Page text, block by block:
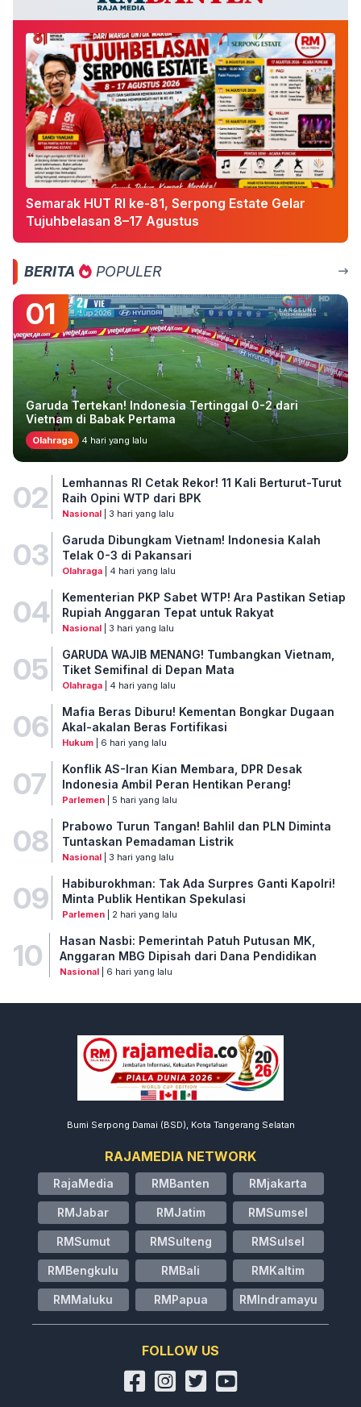
Semarak HUT RI ke-81, Serpong Estate Gelar
Tujuhbelasan 8–17 Agustus
BERITA POPULER
01
Garuda Tertekan! Indonesia Tertinggal 0-2 dari
Vietnam di Babak Pertama
Olahraga 4 hari yang lalu
02
Lemhannas RI Cetak Rekor! 11 Kali Berturut-Turut
Raih Opini WTP dari BPK
Nasional| 3 hari yang lalu
03
Garuda Dibungkam Vietnam! Indonesia Kalah
Telak 0-3 di Pakansari
Olahraga| 4 hari yang lalu
04
Kementerian PKP Sabet WTP! Ara Pastikan Setiap
Rupiah Anggaran Tepat untuk Rakyat
Nasional| 3 hari yang lalu
05
GARUDA WAJIB MENANG! Tumbangkan Vietnam,
Tiket Semifinal di Depan Mata
Olahraga| 4 hari yang lalu
06
Mafia Beras Diburu! Kementan Bongkar Dugaan
Akal-akalan Beras Fortifikasi
Hukum| 6 hari yang lalu
07
Konflik AS-Iran Kian Membara, DPR Desak
Indonesia Ambil Peran Hentikan Perang!
Parlemen| 5 hari yang lalu
08
Prabowo Turun Tangan! Bahlil dan PLN Diminta
Tuntaskan Pemadaman Listrik
Nasional| 3 hari yang lalu
09
Habiburokhman: Tak Ada Surpres Ganti Kapolri!
Minta Publik Hentikan Spekulasi
Parlemen| 2 hari yang lalu
10
Hasan Nasbi: Pemerintah Patuh Putusan MK,
Anggaran MBG Dipisah dari Dana Pendidikan
Nasional| 6 hari yang lalu
Bumi Serpong Damai (BSD), Kota Tangerang Selatan
RAJAMEDIA NETWORK
RajaMedia RMBanten RMjakarta
RMJabar RMJatim RMSumsel
RMSumut RMSulteng RMSulsel
RMBengkulu RMBali RMKaltim
RMMaluku RMPapua RMIndramayu
FOLLOW US